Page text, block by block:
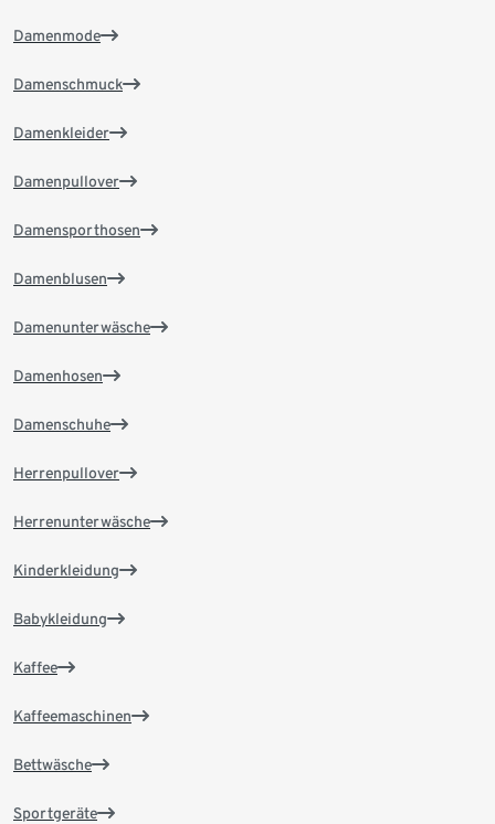
Damenmode
Damenschmuck
Damenkleider
Damenpullover
Damensporthosen
Damenblusen
Damenunterwäsche
Damenhosen
Damenschuhe
Herrenpullover
Herrenunterwäsche
Kinderkleidung
Babykleidung
Kaffee
Kaffeemaschinen
Bettwäsche
Sportgeräte